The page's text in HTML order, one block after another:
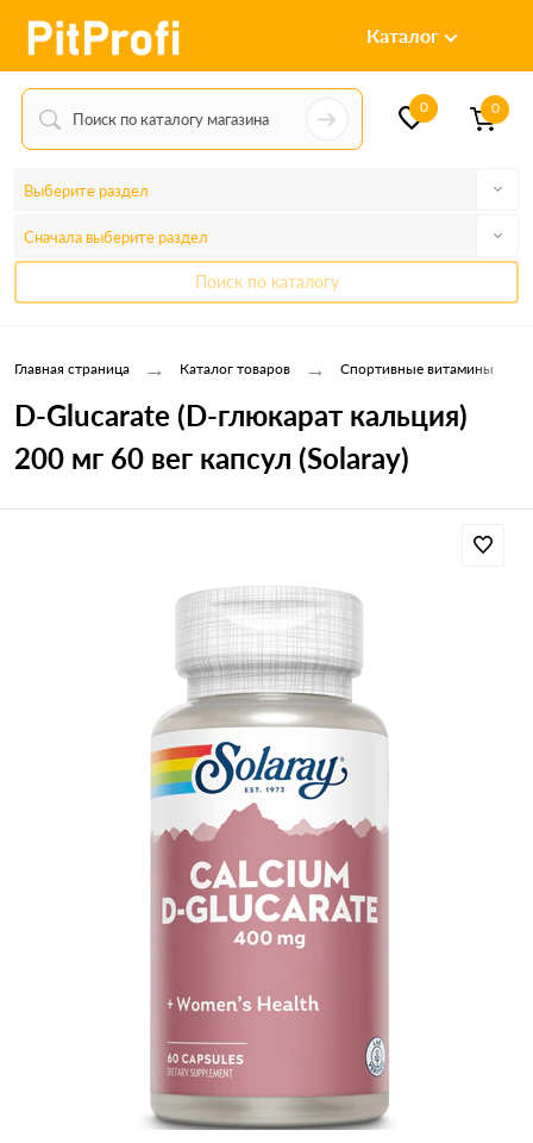
Каталог
0 0
Выберите раздел
Сначала выберите раздел
Поиск по каталогу
Главная страница → Каталог товаров → Спортивные витамины
D-Glucarate (D-глюкарат кальция)
200 мг 60 вег капсул (Solaray)